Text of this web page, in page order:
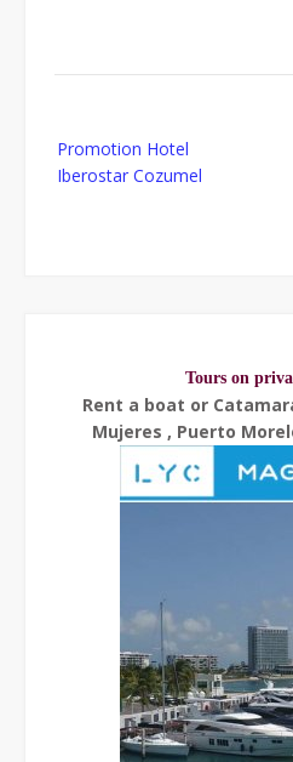
navigation
Promotion Hotel
Iberostar Cozumel
Tours on
Rent a boat or
Mujeres , Puerto